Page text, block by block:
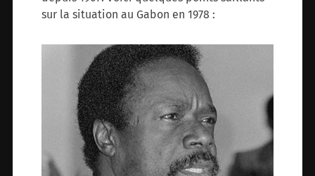
sur la situation au Gabon en 1978 :